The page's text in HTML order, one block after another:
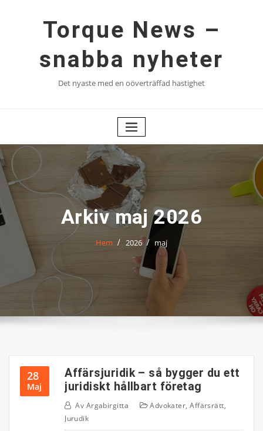
Torque News –
snabba nyheter
Det nyaste med en oöverträffad hastighet
Arkiv maj 2026
Hem 2026 maj
28
Maj
Affärsjuridik – så bygger du ett
juridiskt hållbart företag
Av Argabirgitta Advokater,Affärsrätt,
Jurudik